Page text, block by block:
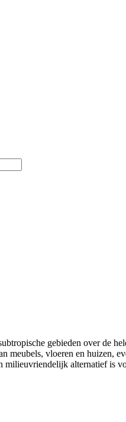
gebieden over de
meubels, vloeren en huizen,
milieuvriendelijk alternatief is